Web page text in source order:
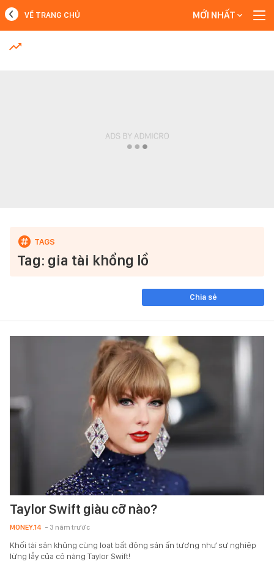
MỚI NHẤT
VỀ TRANG CHỦ MỚI NHẤT
Tag: gia tài khổng lồ
Chia sẻ
Taylor Swift giàu cỡ nào?
MONEY.14 - 3 năm trước
Khối tài sản khủng cùng loạt bất động sản ấn tượng như sự nghiệp
lừng lẫy của cô nàng Taylor Swift!